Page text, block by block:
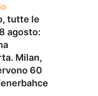
tutte le
agosto:
Milan,
60